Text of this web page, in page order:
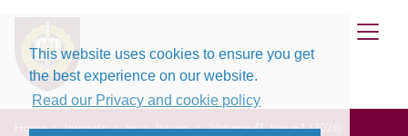
This website uses cookies to ensure you get
the best experience on our website.
Read our Privacy and cookie policy
Home Journals ka Issues
Volume 41, Issue 1 (2026)